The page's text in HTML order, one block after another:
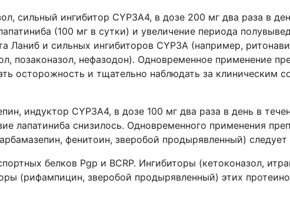
сильный ингибитор CYP3A4, в дозе 200 мг два раза в
(100 мг в сутки) и увеличение периода
Ланиб и сильных ингибиторов CYP3A (например,
позаконазол, нефазодон). Одновременное применение
осторожность и тщательно наблюдать за клиническим
индуктор CYP3A4, в дозе 100 мг два раза в день в
лапатиниба снизилось. Одновременного применения
фенитоин, зверобой продырявленный) следует
белков Pgp и BCRP. Ингибиторы (кетоконазол,
(рифампицин, зверобой продырявленный) этих